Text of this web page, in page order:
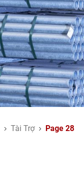
Tài Trợ Page 28